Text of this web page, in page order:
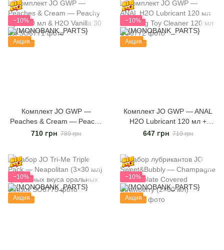
−10%
Акция
Комплект JO GWP —
Peaches & Cream — Peachy
Lips 120 мл & H2O Vanilla 30
710 грн 789 грн
−10%
Акция
Комплект JO GWP — ANAL
H2O Lubricant 120 мл +
Misting Toy Cleaner 120 мл
647 грн 719 грн
−10%
Акция
−10%
Акция